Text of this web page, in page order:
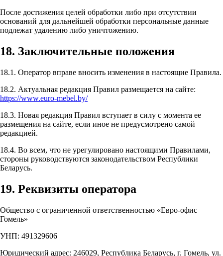
После достижения целей обработки либо при отсутствии
оснований для дальнейшей обработки персональные данные
подлежат удалению либо уничтожению.
18. Заключительные положения
18.1. Оператор вправе вносить изменения в настоящие Правила.
18.2. Актуальная редакция Правил размещается на сайте:
https://www.euro-mebel.by/
18.3. Новая редакция Правил вступает в силу с момента ее
размещения на сайте, если иное не предусмотрено самой
редакцией.
18.4. Во всем, что не урегулировано настоящими Правилами,
стороны руководствуются законодательством Республики
Беларусь.
19. Реквизиты оператора
Общество с ограниченной ответственностью «Евро-офис
Гомель»
УНП: 491329606
Юридический адрес: 246029, Республика Беларусь, г. Гомель, ул.